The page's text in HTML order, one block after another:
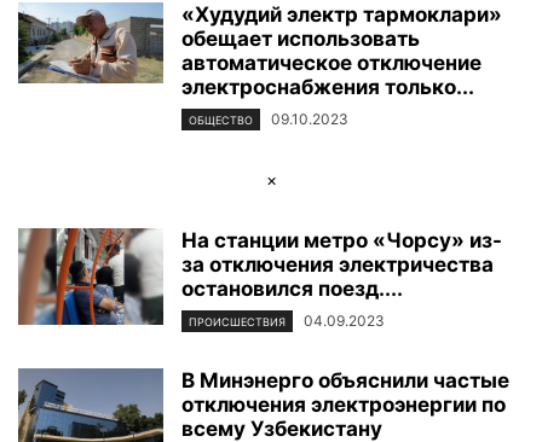
«Худудий электр тармоклари»
обещает использовать
автоматическое отключение
электроснабжения только...
ОБЩЕСТВО 09.10.2023
×
На станции метро «Чорсу» из-
за отключения электричества
остановился поезд....
ПРОИСШЕСТВИЯ 04.09.2023
В Минэнерго объяснили частые
отключения электроэнергии по
всему Узбекистану